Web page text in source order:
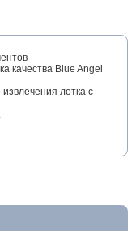
качества Blue Angel
лотка с